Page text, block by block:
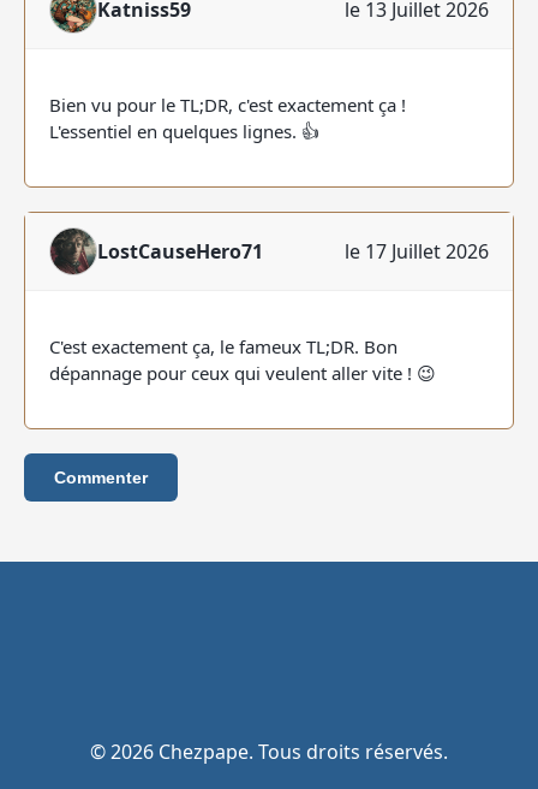
Katniss59 le 13 Juillet 2026
Bien vu pour le TL;DR, c'est exactement ça !
L'essentiel en quelques lignes. 👍
LostCauseHero71 le 17 Juillet 2026
C'est exactement ça, le fameux TL;DR. Bon
dépannage pour ceux qui veulent aller vite ! 😉
Commenter
© 2026 Chezpape. Tous droits réservés.